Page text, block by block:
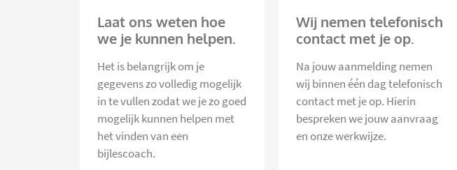
Laat ons weten hoe
we je kunnen helpen.
Het is belangrijk om je
gegevens zo volledig mogelijk
in te vullen zodat we je zo goed
mogelijk kunnen helpen met
het vinden van een
bijlescoach.
Wij nemen telefonisch
contact met je op.
Na jouw aanmelding nemen
wij binnen één dag telefonisch
contact met je op. Hierin
bespreken we jouw aanvraag
en onze werkwijze.